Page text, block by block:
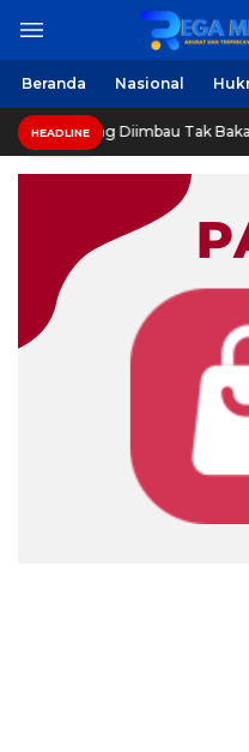
Beranda Nasional
HEADLINE
Diimbau Tak Bakar Sampah